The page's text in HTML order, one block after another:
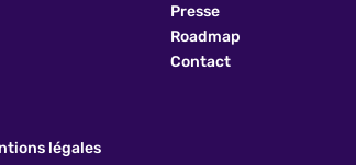
Presse
Roadmap
Contact
légales